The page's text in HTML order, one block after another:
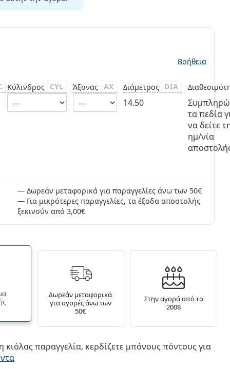
Βοήθεια
Κύλινδρος CYL Άξονας AX Διάμετρος DIA
14.50
τα πεδία
να δείτε
ημ/νία
Δωρεάν μεταφορικά για παραγγελίες άνω των 50€
Για μικρότερες παραγγελίες, τα έξοδα αποστολής
ξεκινούν από 3,00€
Δωρεάν μεταφορικά
για αγορές άνω των
50€
Στην αγορά από το
2008
παραγγελία, κερδίζετε μπόνους πόντους για